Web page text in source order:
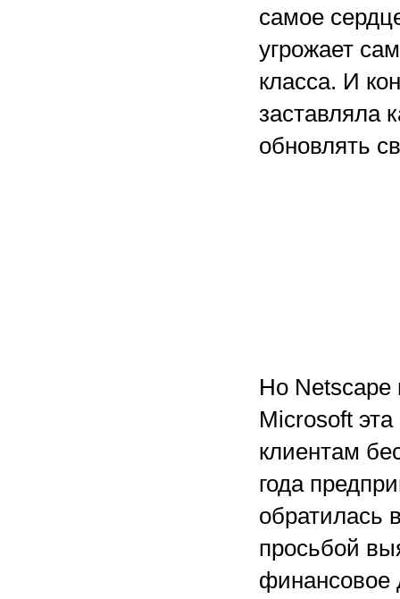
самое
угрожает
класса. И
заставляла
обновлять
Но Netscape
Microsoft
клиентам
года
обратилась
просьбой
финансовое